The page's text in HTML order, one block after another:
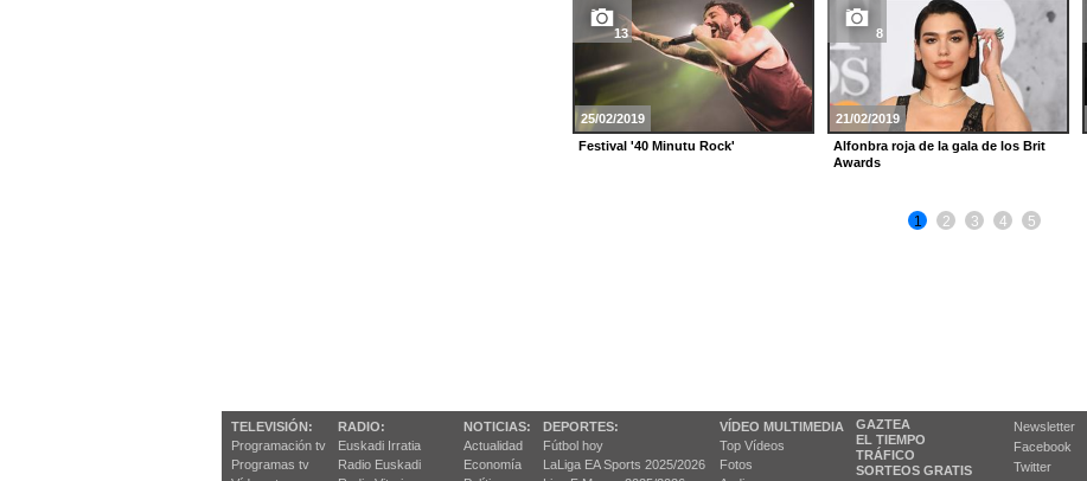
13
25/02/2019
Festival '40 Minutu Rock'
8
21/02/2019
Alfonbra roja de la gala de los Brit
Awards
1 2 3 4 5
TELEVISIÓN:
Programación tv
Programas tv
RADIO:
Euskadi Irratia
Radio Euskadi
NOTICIAS:
Actualidad
Economía
DEPORTES:
Fútbol hoy
LaLiga EA Sports 2025/2026
VÍDEO MULTIMEDIA
Top Vídeos
Fotos
GAZTEA
EL TIEMPO
TRÁFICO
SORTEOS GRATIS
Newsletter
Facebook
Twitter